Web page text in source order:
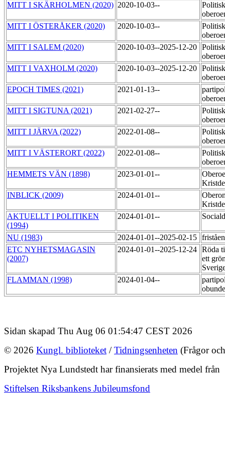
MITT I SKÄRHOLMEN (2020) 2020-10-03--
MITT I ÖSTERÅKER (2020)
2020-10-03--
MITT I SALEM (2020)
2020-10-03--2025-12-20
MITT I VAXHOLM (2020)
2020-10-03--2025-12-20
EPOCH TIMES (2021)
2021-01-13--
MITT I SIGTUNA (2021)
2021-02-27--
MITT I JÄRVA (2022)
2022-01-08--
MITT I VÄSTERORT (2022)
2022-01-08--
HEMMETS VÄN (1898)
2023-01-01--
INBLICK (2009)
2024-01-01--
AKTUELLT I POLITIKEN
(1994)
2024-01-01--
NU (1983) 2024-01-01--2025-02-15
ETC NYHETSMAGASIN
(2007)
2024-01-01--2025-12-24 Röda
ett
FLAMMAN (1998)
2024-01-04--
Sidan skapad Thu Aug 06 01:54:47 CEST 2026
© 2026 Kungl. biblioteket /Tidningsenheten (Frågor
Projektet Nya Lundstedt har finansierats med medel från
Stiftelsen Riksbankens Jubileumsfond